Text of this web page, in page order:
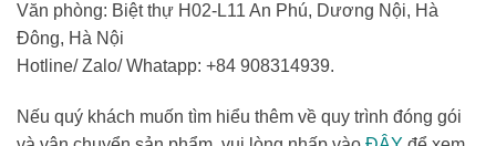
Văn phòng: Biệt thự H02-L11 An Phú, Dương Nội, Hà
Đông, Hà Nội
Hotline/ Zalo/ Whatapp: +84 908314939.
Nếu quý khách muốn tìm hiểu thêm về quy trình đóng gói